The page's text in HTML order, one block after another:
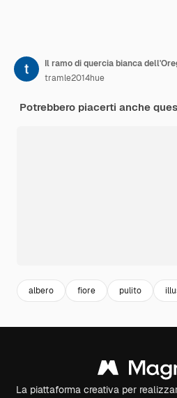
tramle2014hue
Potrebbero piacerti anche
albero fiore pulito
La piattaforma creativa per